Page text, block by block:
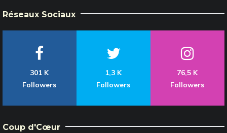
Réseaux Sociaux
301 K
Followers
1,3 K
Followers
76,5 K
Followers
Coup d'Cœur